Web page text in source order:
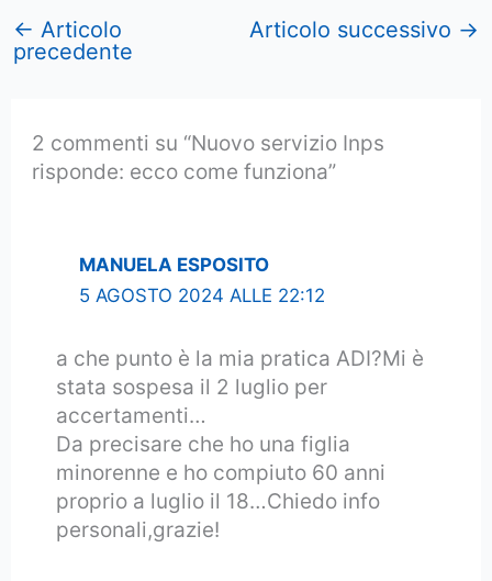
← Articolo
precedente
Articolo successivo →
2 commenti su “Nuovo servizio Inps
risponde: ecco come funziona”
MANUELA ESPOSITO
5 AGOSTO 2024 ALLE 22:12
a che punto è la mia pratica ADI?Mi è
stata sospesa il 2 luglio per
accertamenti…
Da precisare che ho una figlia
minorenne e ho compiuto 60 anni
proprio a luglio il 18…Chiedo info
personali,grazie!